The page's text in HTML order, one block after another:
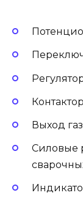
Выход
Силовые